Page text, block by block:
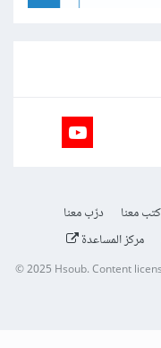
معنا
درّب معنا
مركز المساعدة
© 2025Hsoub.Content